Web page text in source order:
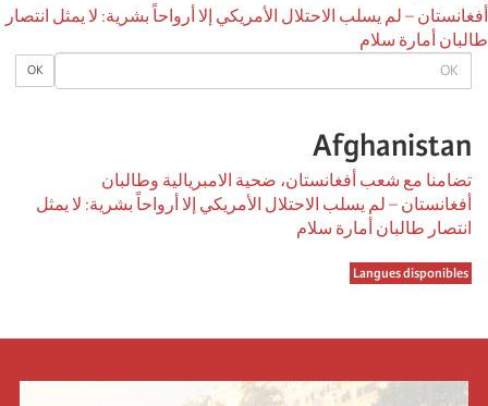
OK
OK
Afghanistan
تضامنا مع شعب أفغانستان، ضحية الامبريالية وطالبان
أفغانستان – لم يسلب الاحتلال الأمريكي إلا أرواحاً بشرية: لا يمثل
انتصار طالبان أمارة سلام
Langues disponibles
أفغانستان – لم يسلب الاحتلال الأمريكي إلا أرواحاً بشرية: لا يمثل انتصار
طالبان أمارة سلام